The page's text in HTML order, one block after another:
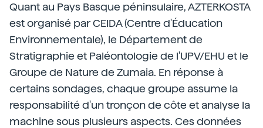
Quant au Pays Basque péninsulaire, AZTERKOSTA
est organisé par CEIDA (Centre d'Éducation
Environnementale), le Département de
Stratigraphie et Paléontologie de l'UPV/EHU et le
Groupe de Nature de Zumaia. En réponse à
certains sondages, chaque groupe assume la
responsabilité d'un tronçon de côte et analyse la
machine sous plusieurs aspects. Ces données